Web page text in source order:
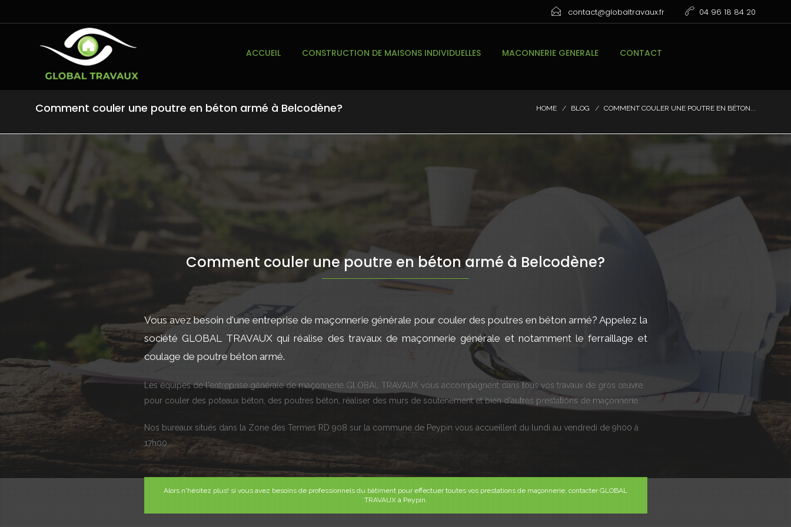
contact@globaltravaux.fr 04 96 18 84 20
ACCUEIL CONSTRUCTION DE MAISONS INDIVIDUELLES MACONNERIE GENERALE CONTACT
Comment couler une poutre en béton armé à Belcodène? HOME BLOG COMMENT COULER UNE POUTRE EN BÉTON...
Comment couler une poutre en béton armé à Belcodène?
Vous avez besoin d'une entreprise de maçonnerie générale pour couler des poutres en béton armé? Appelez la
société GLOBAL TRAVAUX qui réalise des travaux de maçonnerie générale et notamment le ferraillage et
coulage de poutre béton armé.
Les équipes de l'entreprise générale de maçonnerie GLOBAL TRAVAUX vous accompagnent dans tous vos travaux de gros œuvre
pour couler des poteaux béton, des poutres béton, réaliser des murs de soutènement et bien d'autres prestations de maçonnerie.
Nos bureaux situés dans la Zone des Termes RD 908 sur la commune de Peypin vous accueillent du lundi au vendredi de 9h00 à
17h00.
Alors n'hésitez plus! si vous avez besoins de professionnels du bâtiment pour effectuer toutes vos prestations de maçonnerie, contacter GLOBAL
TRAVAUX à Peypin.